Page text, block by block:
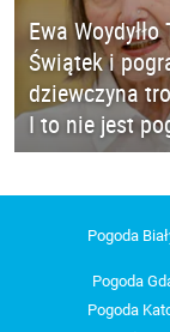
Ewa
Świątek i
dziewczyna
I to nie jest
Pogoda
Pogoda
Pogoda